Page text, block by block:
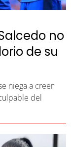
no
de su
niega a creer
del